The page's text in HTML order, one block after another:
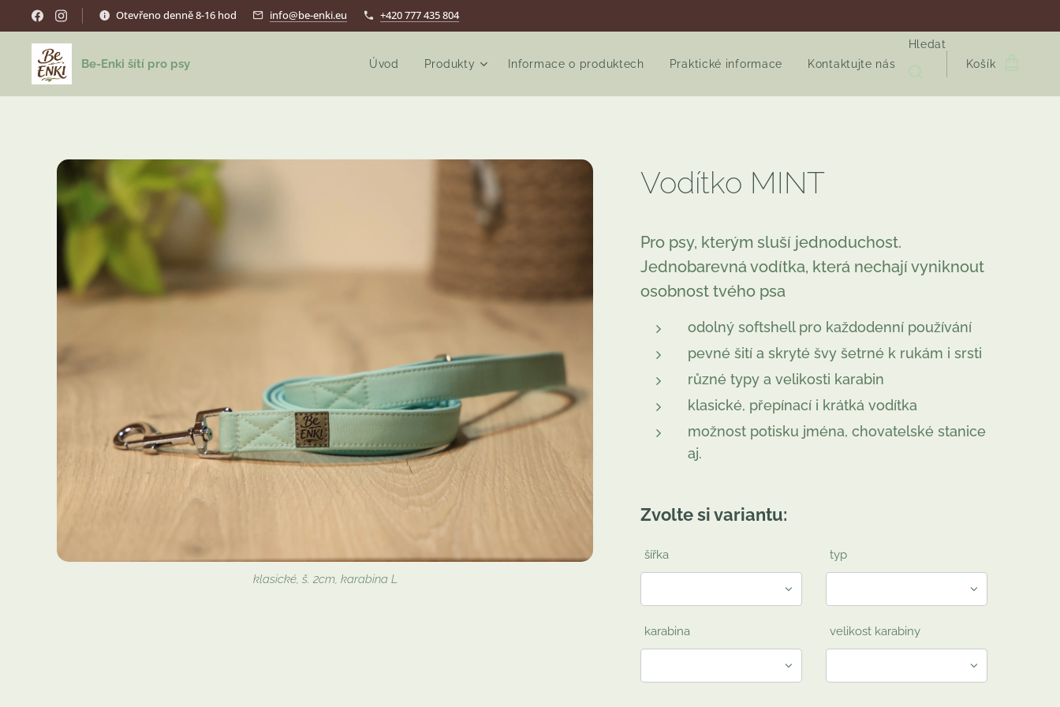
Otevřeno denně 8-16 hod info@be-enki.eu +420 777 435 804
Be-Enki šítí pro psy Úvod Produkty Informace o produktech Praktické informace Kontaktujte nás
Hledat
Košík
Vodítko MINT
klasické, š. 2cm, karabina L
Pro psy, kterým sluší jednoduchost.
Jednobarevná vodítka, která nechají vyniknout
osobnost tvého psa
odolný softshell pro každodenní používání
pevné šití a skryté švy šetrné k rukám i srsti
různé typy a velikosti karabin
klasické, přepínací i krátká vodítka
možnost potisku jména, chovatelské stanice
aj.
Zvolte si variantu:
šířka typ
karabina velikost karabiny